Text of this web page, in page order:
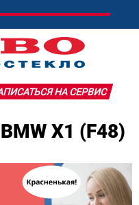
НА СЕРВИС
X1 (F48)